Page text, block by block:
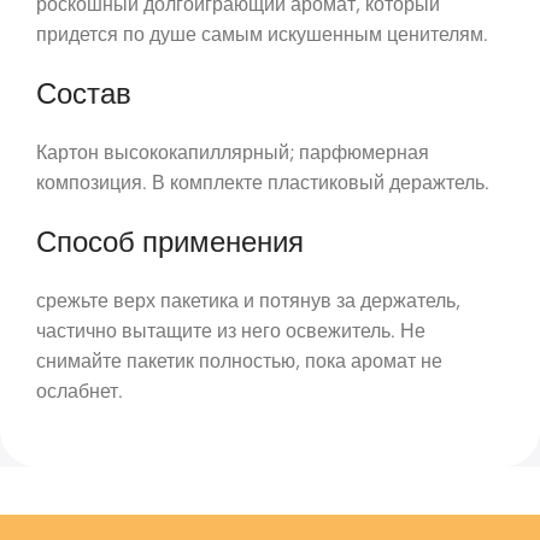
придется по душе самым искушенным ценителям.
Состав
Картон высококапиллярный; парфюмерная
композиция. В комплекте пластиковый деражтель.
Способ применения
срежьте верх пакетика и потянув за держатель,
частично вытащите из него освежитель. Не
снимайте пакетик полностью, пока аромат не
ослабнет.